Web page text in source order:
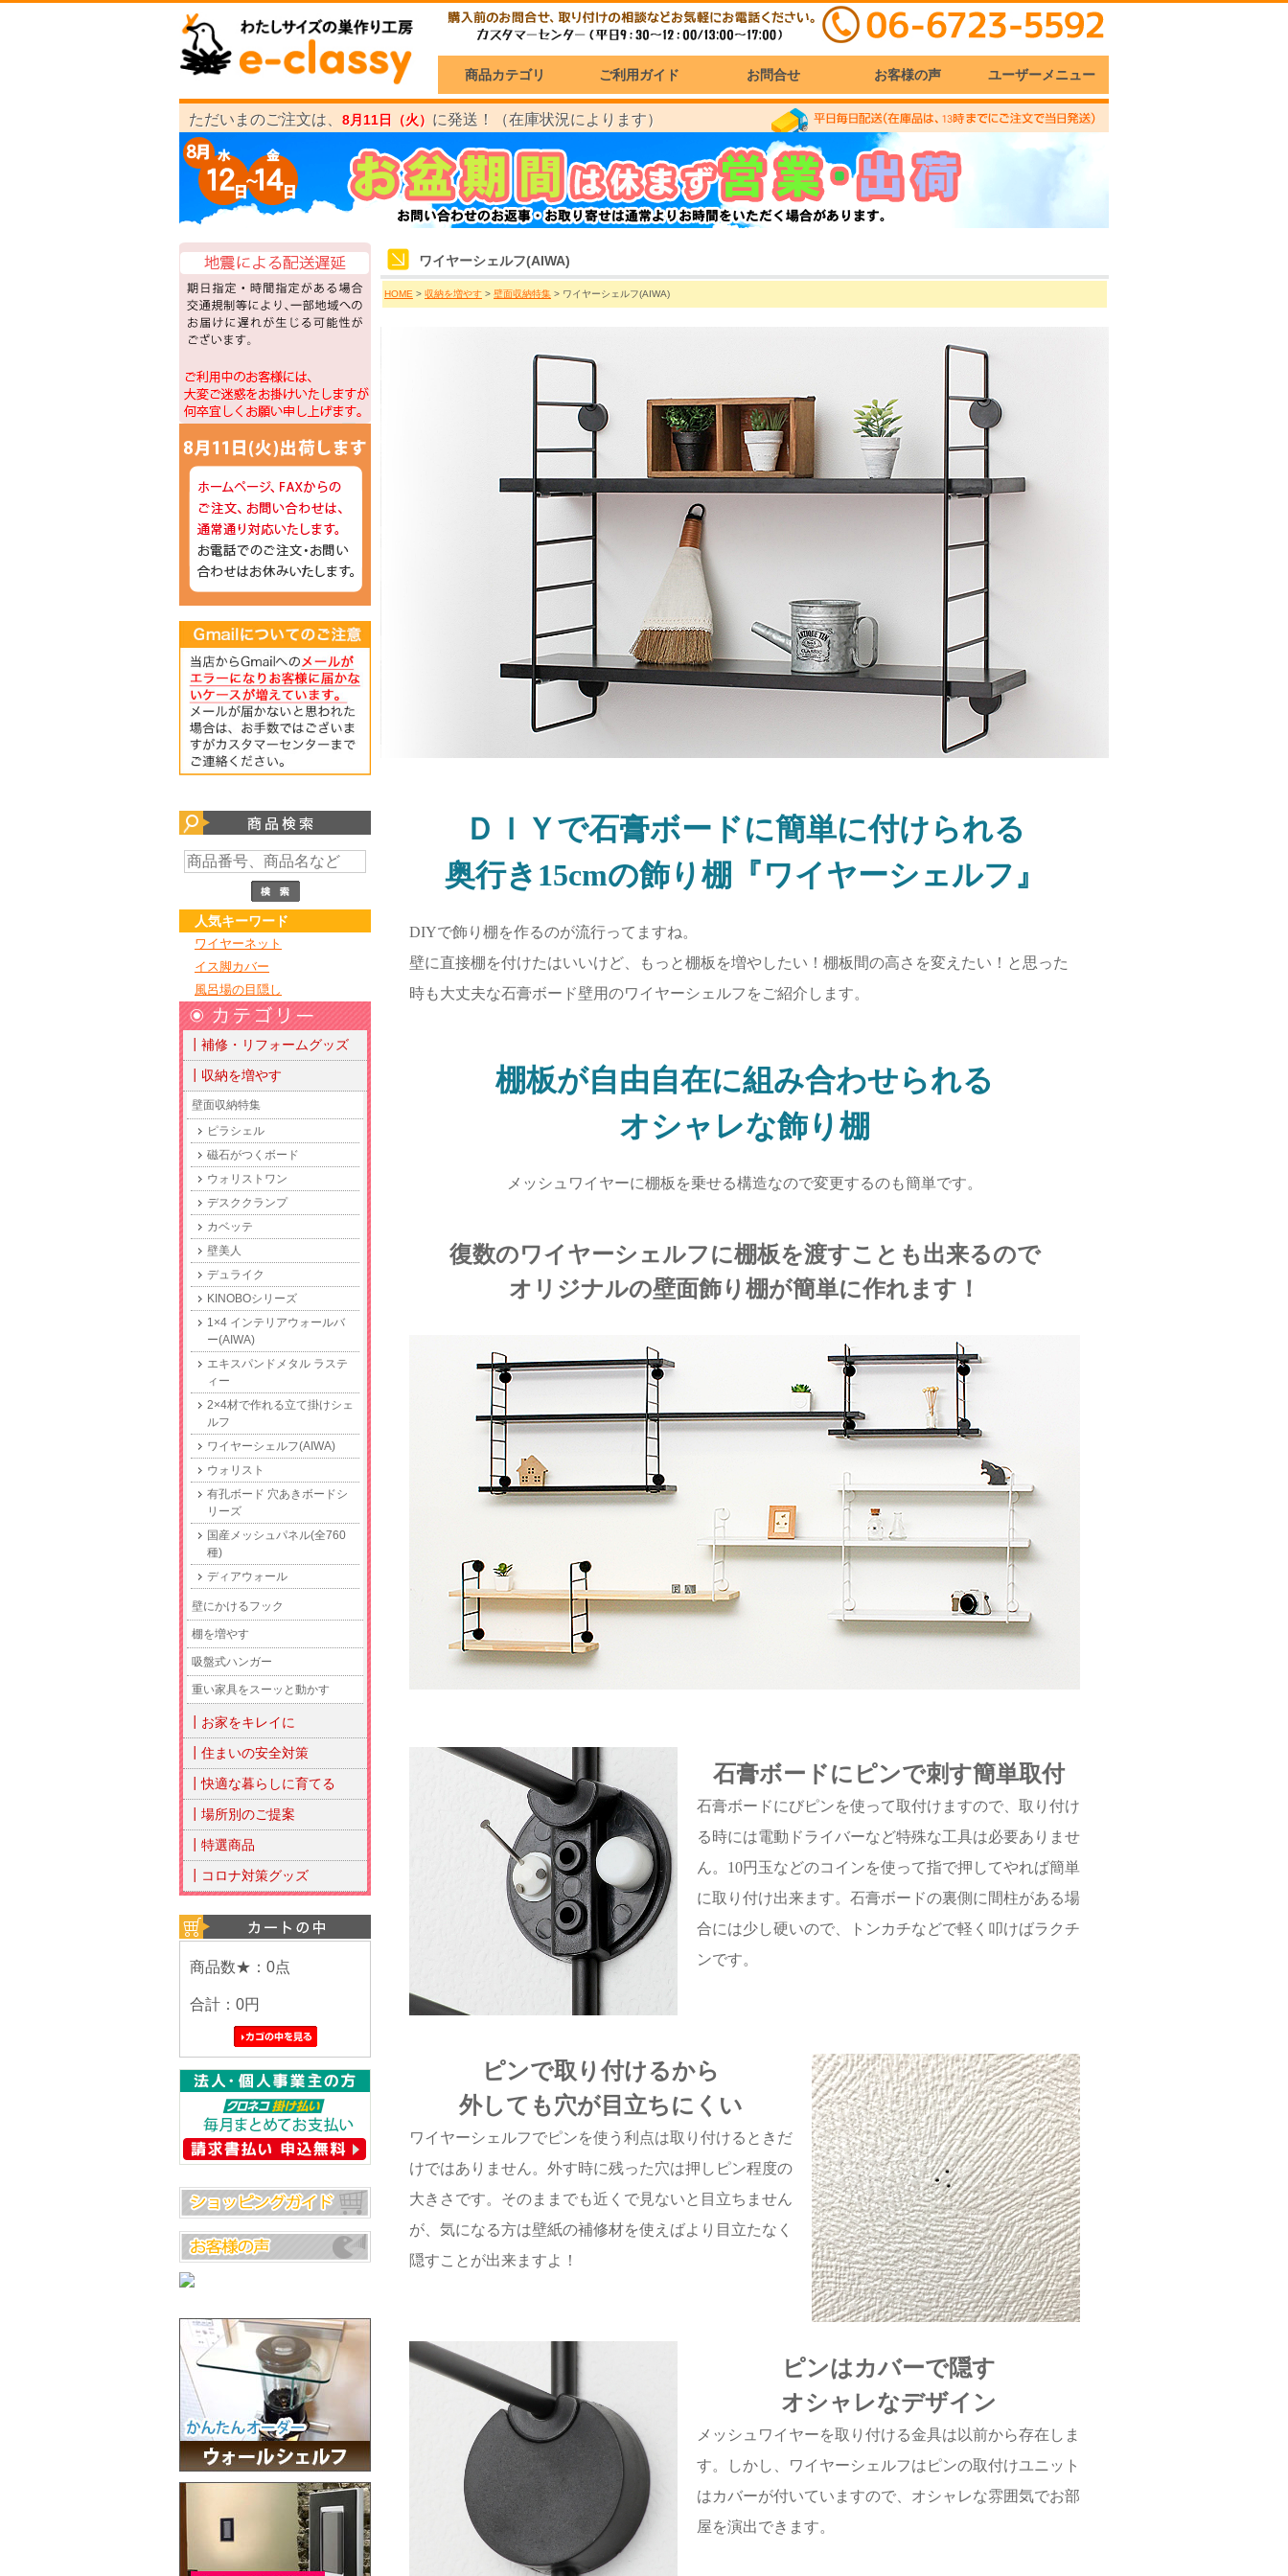
商品カテゴリ ご利用ガイド お問合せ お客様の声 ユーザーメニュー
ただいまのご注文は、 8月11日（火） に発送！（在庫状況によります）
人気キーワード
ワイヤーネット
イス脚カバー
風呂場の目隠し
┃補修・リフォームグッズ
┃収納を増やす
壁面収納特集
ピラシェル
磁石がつくボード
ウォリストワン
デスククランプ
カベッテ
壁美人
デュライク
KINOBOシリーズ
1×4 インテリアウォールバ
ー(AIWA)
エキスパンドメタル ラステ
ィー
2×4材で作れる立て掛けシェ
ルフ
ワイヤーシェルフ(AIWA)
ウォリスト
有孔ボード 穴あきボードシ
リーズ
国産メッシュパネル(全760
種)
ディアウォール
壁にかけるフック
棚を増やす
吸盤式ハンガー
重い家具をスーッと動かす
┃お家をキレイに
┃住まいの安全対策
┃快適な暮らしに育てる
┃場所別のご提案
┃特選商品
┃コロナ対策グッズ
商品数★：0点
合計： 0円
ワイヤーシェルフ(AIWA)
HOME > 収納を増やす > 壁面収納特集 > ワイヤーシェルフ(AIWA)
ＤＩＹで石膏ボードに簡単に付けられる
奥行き15cmの飾り棚『ワイヤーシェルフ』
DIYで飾り棚を作るのが流行ってますね。
壁に直接棚を付けたはいいけど、もっと棚板を増やしたい！棚板間の高さを変えたい！と思った
時も大丈夫な石膏ボード壁用のワイヤーシェルフをご紹介します。
棚板が自由自在に組み合わせられる
オシャレな飾り棚
メッシュワイヤーに棚板を乗せる構造なので変更するのも簡単です。
復数のワイヤーシェルフに棚板を渡すことも出来るので
オリジナルの壁面飾り棚が簡単に作れます！
石膏ボードにピンで刺す簡単取付
石膏ボードにびピンを使って取付けますので、取り付け
る時には電動ドライバーなど特殊な工具は必要ありませ
ん。10円玉などのコインを使って指で押してやれば簡単
に取り付け出来ます。石膏ボードの裏側に間柱がある場
合には少し硬いので、トンカチなどで軽く叩けばラクチ
ンです。
ピンで取り付けるから
外しても穴が目立ちにくい
ワイヤーシェルフでピンを使う利点は取り付けるときだ
けではありません。外す時に残った穴は押しピン程度の
大きさです。そのままでも近くで見ないと目立ちません
が、気になる方は壁紙の補修材を使えばより目立たなく
隠すことが出来ますよ！
ピンはカバーで隠す
オシャレなデザイン
メッシュワイヤーを取り付ける金具は以前から存在しま
す。しかし、ワイヤーシェルフはピンの取付けユニット
はカバーが付いていますので、オシャレな雰囲気でお部
屋を演出できます。